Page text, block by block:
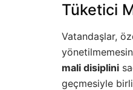
Tüketici
Vatandaşlar,
mali disiplini
geçmesiyle